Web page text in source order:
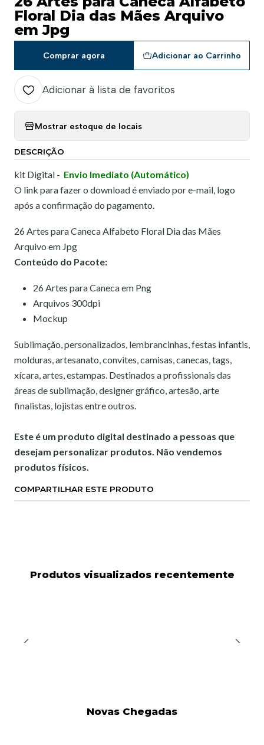
Floral Dia das Mães Arquivo
em Jpg
Adicionar ao Carrinho
Comprar agora
Adicionar à lista de favoritos
Mostrar estoque de locais
DESCRIÇÃO
kit Digital - Envio Imediato (Automático)
O link para fazer o download é enviado por e-mail, logo
após a confirmação do pagamento.
26 Artes para Caneca Alfabeto Floral Dia das Mães
Arquivo em Jpg
Conteúdo do Pacote:
26 Artes para Caneca em Png
Arquivos 300dpi
Mockup
Sublimação, personalizados, lembrancinhas, festas infantis,
molduras, artesanato, convites, camisas, canecas, tags,
xícara, artes, estampas. Destinados a profissionais das
áreas de sublimação, designer gráfico, artesão, arte
finalistas, lojistas entre outros.
Este é um produto digital destinado a pessoas que
desejam personalizar produtos. Não vendemos
produtos físicos.
COMPARTILHAR ESTE PRODUTO
Produtos visualizados recentemente
Novas Chegadas